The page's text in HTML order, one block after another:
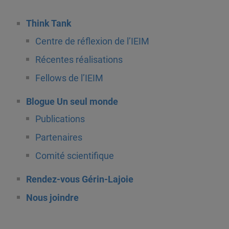
Think Tank
Centre de réflexion de l’IEIM
Récentes réalisations
Fellows de l’IEIM
Blogue Un seul monde
Publications
Partenaires
Comité scientifique
Rendez-vous Gérin-Lajoie
Nous joindre